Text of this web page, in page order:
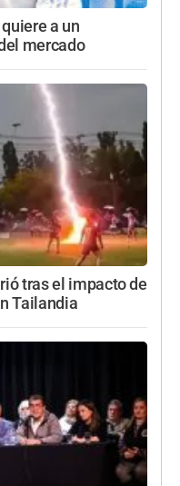
a un
mercado
tras el impacto de
Tailandia